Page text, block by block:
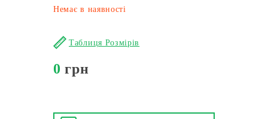
Немає в наявності
Таблиця Розмірів
0 грн